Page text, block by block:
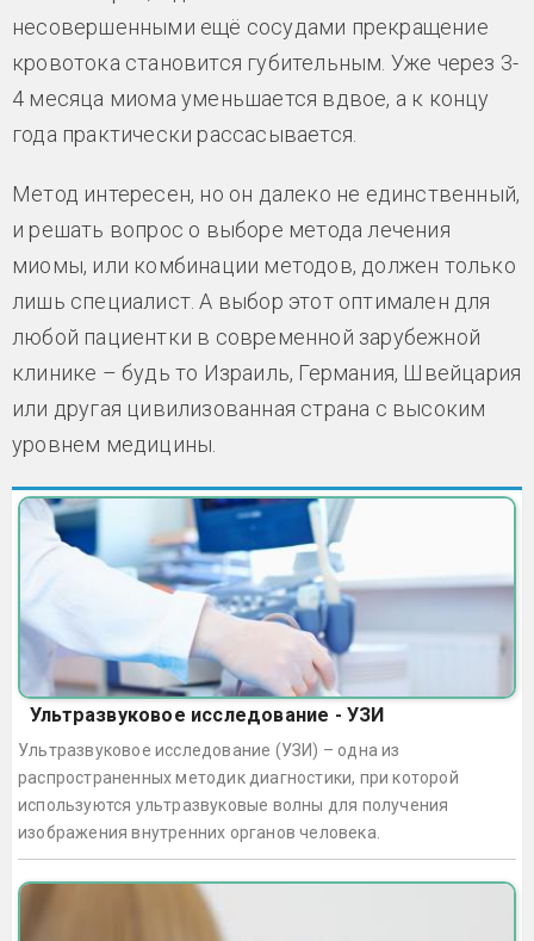
несовершенными ещё сосудами прекращение
кровотока становится губительным. Уже через 3-
4 месяца миома уменьшается вдвое, а к концу
года практически рассасывается.
Метод интересен, но он далеко не единственный,
и решать вопрос о выборе метода лечения
миомы, или комбинации методов, должен только
лишь специалист. А выбор этот оптимален для
любой пациентки в современной зарубежной
клинике – будь то Израиль, Германия, Швейцария
или другая цивилизованная страна с высоким
уровнем медицины.
Ультразвуковое исследование - УЗИ
Ультразвуковое исследование (УЗИ) – одна из
распространенных методик диагностики, при которой
используются ультразвуковые волны для получения
изображения внутренних органов человека.